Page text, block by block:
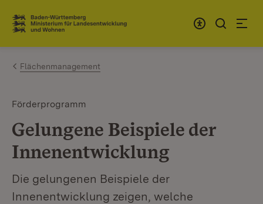
Zum Inhalt springen
Link zur Startseite
Flächenmanagement
Förderprogramm
Gelungene Beispiele der
Innenentwicklung
Die gelungenen Beispiele der
Innenentwicklung zeigen, welche